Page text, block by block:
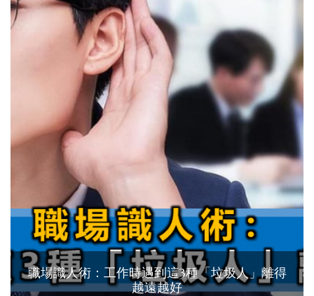
職場識人術：工作時遇到這3種「垃圾人」離得
越遠越好